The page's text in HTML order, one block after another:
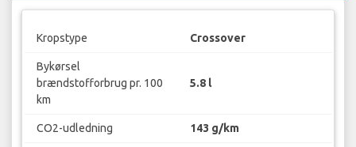
Kropstype Crossover
Bykørsel
brændstofforbrug pr. 100
km
5.8 l
CO2-udledning 143 g/km